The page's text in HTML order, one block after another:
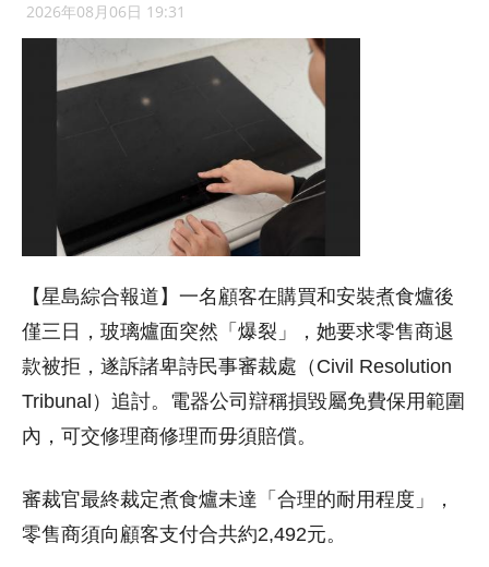
2026年08月06日 19:31
【星島綜合報道】一名顧客在購買和安裝煮食爐後
僅三日，玻璃爐面突然「爆裂」，她要求零售商退
款被拒，遂訴諸卑詩民事審裁處（Civil Resolution
Tribunal）追討。電器公司辯稱損毀屬免費保用範圍
內，可交修理商修理而毋須賠償。
審裁官最終裁定煮食爐未達「合理的耐用程度」，
零售商須向顧客支付合共約2,492元。